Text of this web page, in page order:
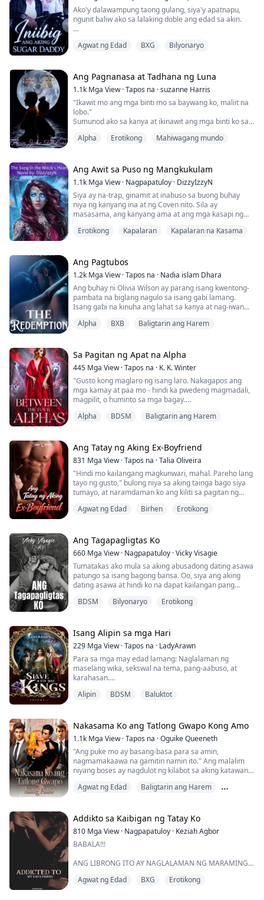
Ilang sandali lang ang nakalipas, pinupunit niya ang
aking cus...
Ako'y dalawampung taong gulang, siya'y apatnapu,
ngunit baliw ako sa lalaking doble ang edad sa akin.
Jeffrey.
sinusubukan kong itulak pababa ang aking balakang sa
kanyang mga daliri.
Nagsimula siyang bilisan ang pagdaliri sa akin at
nagkakagulo...
Agwat ng Edad BXG Bilyonaryo
Ang Pagnanasa at Tadhana ng Luna
1.1k Mga View·Tapos na ·suzanne Harris
"Ikawit mo ang mga binti mo sa baywang ko, maliit na
lobo."
Sumunod ako sa kanya at ikinawit ang mga binti ko sa
Ngayon, hindi lang ang dibdib ko ang nakadikit sa
Ibinulong niya sa tenga ko habang dahan-dahang
bumababa ang kanyang bibig mula sa leeg ko papunta
sa collarbone at pababa sa dibdib ...
Alpha Erotikong Mahiwagang mundo
Ang Awit sa Puso ng Mangkukulam
1.1k Mga View· Nagpapatuloy · DizzyIzzyN
Siya ay na-trap, ginamit at inabuso sa buong buhay
niya ng kanyang ina at ng Coven nito. Sila ay
masasama, ang kanyang ama at ang mga kasapi ng
Nagdesisyon ang aking ina noong bata pa ako, na ang
kusang-loob na paminsang-minsang pampalakas ng
kanyang kapa...
Erotikong Kapalaran Kapalaran na Kasama
Ang Pagtubos
1.2k Mga View·Tapos na · Nadia islam Dhara
Ang buhay ni Olivia Wilson ay parang isang kwentong-
pambata na biglang nagulo sa isang gabi lamang.
Isang gabi na kinuha ang lahat sa kanya at nag-iwan
determinado siyang alisin.
hanggang sa edad na 12. Ang kanyang buhay ay puno
ng kaligayahan at ang mga taong nagpapasaya sa
kanya ay ang mga An...
Alpha BXB Baligtarin ang Harem
Sa Pagitan ng Apat na Alpha
445 Mga View·Tapos na · K. K. Winter
"Gusto kong maglaro ng isang laro. Nakagapos ang
mga kamay at paa mo - hindi ka pwedeng magmadali,
magpilit, o huminto sa mga bagay.
Ngayon. Pumikit ka.” Utos ng Alpha. Nanginig si Seth sa
Sandaling tumahimik ang silid.
Ang tanging naririnig ni Seth ay ang mabilis na
paghinga niya.
Pakiramdam niya ay excited pa rin siya ngunit
natatakot.
"Luciano, please," ungol niya,
Alpha BDSM Baligtarin ang Harem
Ang Tatay ng Aking Ex-Boyfriend
831 Mga View·Tapos na ·Talia Oliveira
"Hindi mo kailangang magkunwari, mahal. Pareho lang
tayo ng gusto," bulong niya sa aking tainga bago siya
tumayo, at naramdaman ko ang kiliti sa pagitan ng
gaano niya ako naaapektuhan. "Halos hindi mo ako
kilala. Paano ka nakakasiguro sa gusto ko?"
"Alam ko, Hana, dahil hindi ka...
Agwat ng Edad Birhen Erotikong
Ang Tagapagligtas Ko
660 Mga View· Nagpapatuloy ·Vicky Visagie
Tumatakas ako mula sa aking abusadong dating asawa
patungo sa isang bagong bansa. Oo, siya ang aking
dating asawa at hindi ko na dapat kailangan pang
tinatantanan. Sinisimulan ko ang aking bagong buhay
ng aking kapatid. Isang aksidenteng pagkikita s...
BDSM Bilyonaryo Erotikong
Isang Alipin sa mga Hari
229 Mga View·Tapos na · LadyArawn
Para sa mga may edad lamang: Naglalaman ng
maselang wika, sekswal na tema, pang-aabuso, at
karahasan.
Wala na siyang pangalan, matagal na niyang
ibig sabihin ng makapaghangad, nakalimutan na niya
kung ano ang ibig sabihin ng maging tao.
Isa na lang siyang alipin sa isang grupo na...
Alipin BDSM Baluktot
Nakasama Ko ang Tatlong Gwapo Kong Amo
1.1k Mga View·Tapos na ·Oguike Queeneth
"Ang puke mo ay basang-basa para sa amin,
nagmamakaawa na gamitin namin ito." Ang malalim
niyang boses ay nagdulot ng kilabot sa aking katawan.
"Gusto mo ba 'yan, mahal? Gusto mo bang ibigay
"O...oo, sir." Hiniling ko habang humihingal.
Ang sipag at tiyaga ni Joanna Clover sa unibersidad ay
Agwat ng Edad
Baligtarin ang Harem
Addikto sa Kaibigan ng Tatay Ko
810 Mga View· Nagpapatuloy · Keziah Agbor
BABALA!!!
ANG LIBRONG ITO AY NAGLALAMAN NG MARAMING
SOMNOPHILIA AT PRIMAL PLAY.
Agwat ng Edad BXG Erotikong